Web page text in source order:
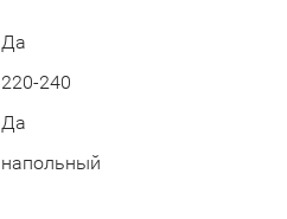
Да
220-240
Да
напольный